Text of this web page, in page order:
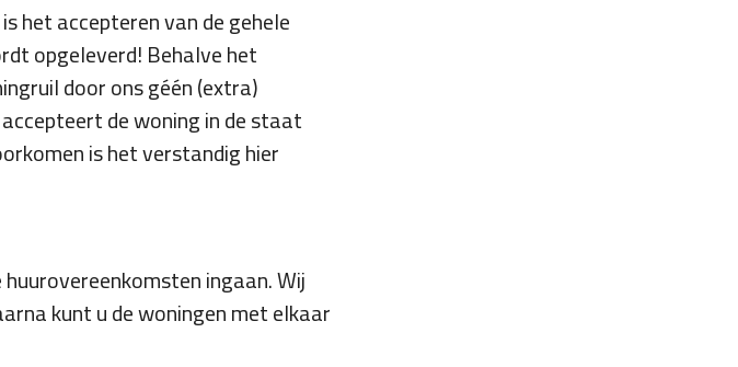
het accepteren van de gehele
opgeleverd! Behalve het
door ons géén (extra)
de woning in de staat
is het verstandig hier
ingaan. Wij
kunt u de woningen met elkaar